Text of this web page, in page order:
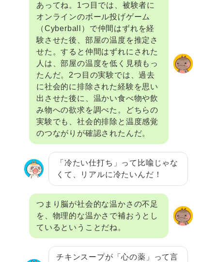
あってね。1つ目では、被験者に
オンラインのボール投げゲーム
（Cyberball）で仲間はずれを経
験させた後、部屋の温度を推定さ
せた。すると仲間はずれにされた
人は、部屋の温度を低く見積もっ
たんだ。2つ目の実験では、過去
に社会的に排除された経験を思い
出させた後に、温かい食べ物や飲
み物への欲求を調べた。どちらの
実験でも、社会的排除と温度感覚
のつながりが確認されたんだ。
「冷たい仕打ち」って比喩じゃな
くて、リアルに冷たいんだ！
つまり脳が社会的な温かさの不足
を、物理的な温かさで補おうとし
ているということだね。
チキンスープが「心の薬」って言